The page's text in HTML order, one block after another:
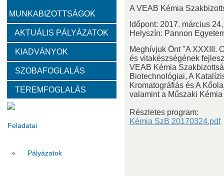
Emlékérem
Szervezeti felépítése
Választott vezetők Akadémikusok Nem akadémikus
Tanácskozási jogú tagok SZMSZ Testületek
Feladatai
Pályázatok
MUNKABIZOTTSÁGOK
AKTUÁLIS PÁLYÁZATOK
KIADVÁNYOK
SZOBAFOGLALÁS
TEREMFOGLALÁS
A VEAB Kémia
Időpont: 2017. március
Helyszín: Pannon
Meghívjuk Önt "A XXXIII.
és vitakészségének
VEAB Kémia
Biotechnológiai, A
Kromatográfiás és A
valamint a Műszaki
Részletes program:
Kémia SzB 20170324.pdf